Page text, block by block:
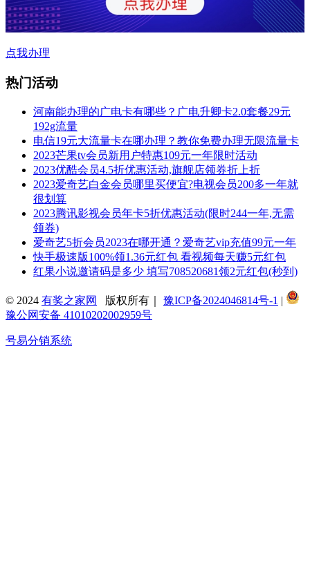
点我办理
热门活动
河南能办理的广电卡有哪些？广电升卿卡2.0套餐29元
192g流量
电信19元大流量卡在哪办理？教你免费办理无限流量卡
2023芒果tv会员新用户特惠109元一年限时活动
2023优酷会员4.5折优惠活动,旗舰店领券折上折
2023爱奇艺白金会员哪里买便宜?电视会员200多一年就
很划算
2023腾讯影视会员年卡5折优惠活动(限时244一年,无需
领券)
爱奇艺5折会员2023在哪开通？爱奇艺vip充值99元一年
快手极速版100%领1.36元红包 看视频每天赚5元红包
红果小说邀请码是多少 填写708520681领2元红包(秒到)
© 2024 有奖之家网 版权所有｜ 豫ICP备2024046814号-1 |
豫公网安备 41010202002959号
号易分销系统